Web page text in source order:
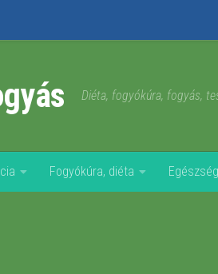
Diéta, fogyókúra, fogyás,
Fogyókúra, diéta Egészség